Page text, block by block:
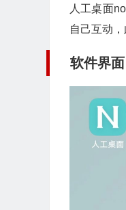
人工桌面
自己互动
软件界面